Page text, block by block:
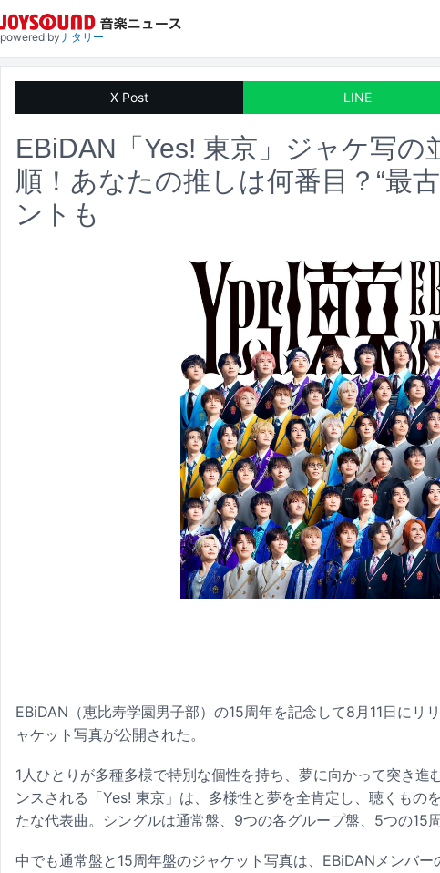
powered byナタリー
X Post LINE
EBiDAN「Yes! 東京」ジャケ写の
順！あなたの推しは何番目？“最
ントも
EBiDAN（恵比寿学園男子部）の15周年を記念して8月11日にリ
ャケット写真が公開された。
1人ひとりが多種多様で特別な個性を持ち、夢に向かって突き進
ンスされる「Yes! 東京」は、多様性と夢を全肯定し、聴くもの
たな代表曲。シングルは通常盤、9つの各グループ盤、5つの15
中でも通常盤と15周年盤のジャケット写真は、EBiDANメンバ